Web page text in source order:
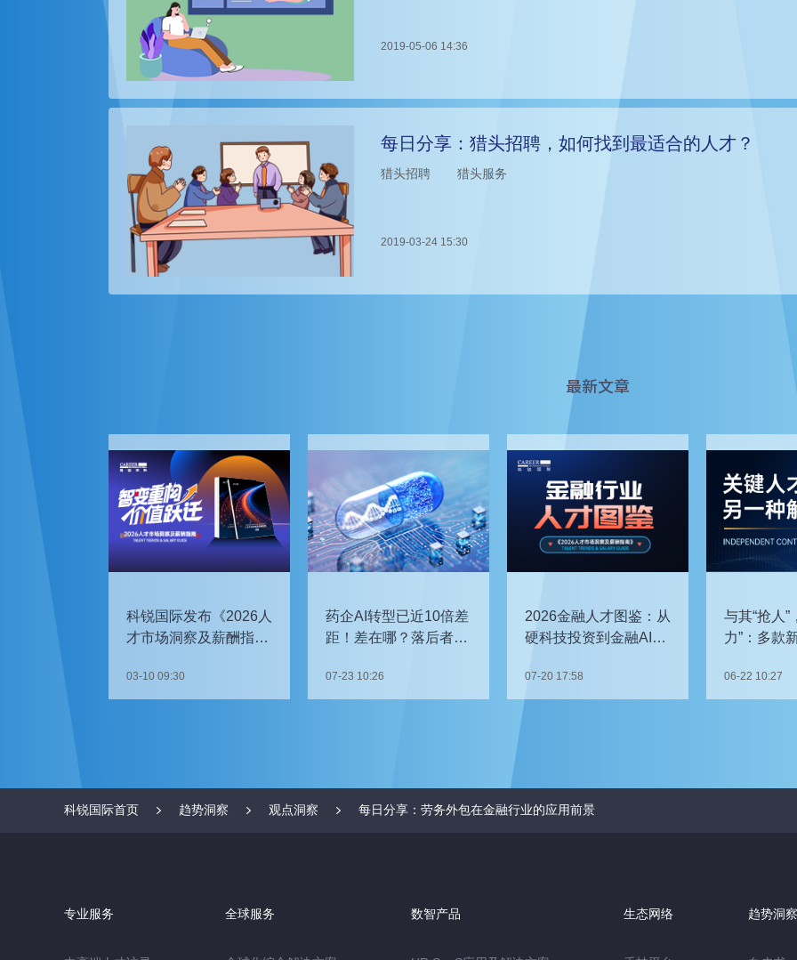
2019-05-06 14:36
每日分享：猎头招聘，如何找到最适合的人才？
猎头招聘 猎头服务
2019-03-24 15:30
最新文章
科锐国际发布《2026人
才市场洞察及薪酬指
03-10 09:30
药企AI转型已近10倍差
距！差在哪？落后者该
07-23 10:26
2026金融人才图鉴：从
硬科技投资到金融AI，
单？
07-20 17:58
与其“抢人”
力”：多款
关键人才？
06-22 10:27
科锐国际首页 趋势洞察 观点洞察 每日分享：劳务外包在金融行业的应用前景
专业服务 全球服务 数智产品 生态网络 趋势洞察